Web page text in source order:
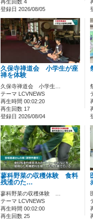
再生回数 4
登録日 2026/08/05
久保寺禅道会 小学生が座
禅を体験
久保寺禅道会 小学生…
テーマ LCVNEWS
再生時間 00:02:20
再生回数 17
登録日 2026/08/04
蓼科野菜の収穫体験 食料
残渣のた…
蓼科野菜の収穫体験 …
テーマ LCVNEWS
再生時間 00:02:00
再生回数 25